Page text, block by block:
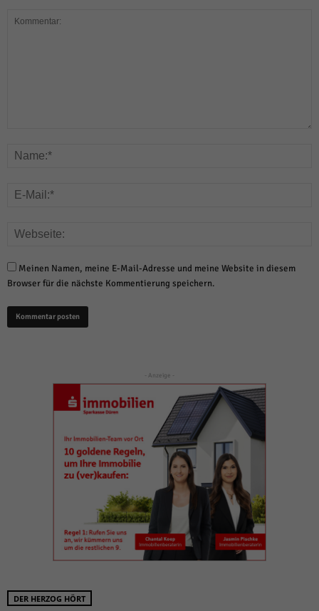
Meinen Namen, meine E-Mail-Adresse und meine Website in diesem
Browser für die nächste Kommentierung speichern.
- Anzeige -
DER HERZOG HÖRT